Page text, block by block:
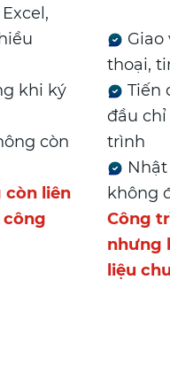
khi ký
còn
còn liên
Giao
thoại,
Tiến
đầu
trình
không
Công
nhưng
liệu